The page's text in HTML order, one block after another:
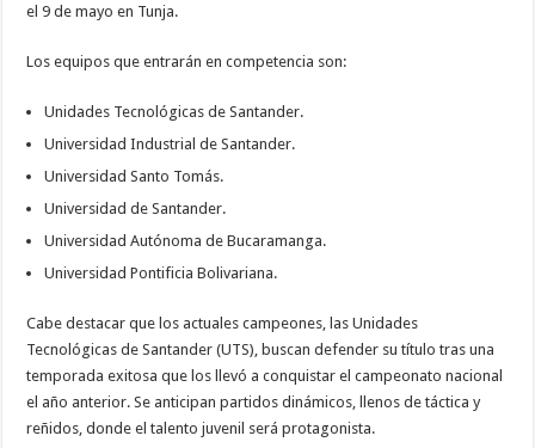
el 9 de mayo en Tunja.
Los equipos que entrarán en competencia son:
Unidades Tecnológicas de Santander.
Universidad Industrial de Santander.
Universidad Santo Tomás.
Universidad de Santander.
Universidad Autónoma de Bucaramanga.
Universidad Pontificia Bolivariana.
Cabe destacar que los actuales campeones, las Unidades
Tecnológicas de Santander (UTS), buscan defender su título tras una
temporada exitosa que los llevó a conquistar el campeonato nacional
el año anterior. Se anticipan partidos dinámicos, llenos de táctica y
reñidos, donde el talento juvenil será protagonista.